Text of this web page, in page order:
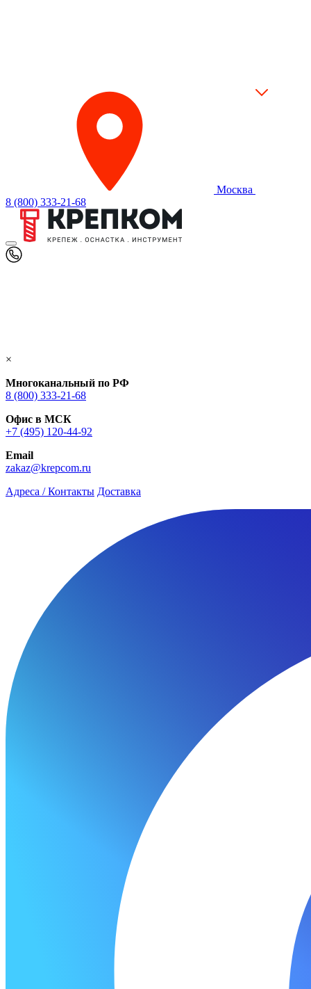
Москва
8 (800) 333-21-68
×
Многоканальный по РФ
8 (800) 333‑21-68
Офис в МСК
+7 (495) 120-44-92
Email
zakaz@krepcom.ru
Адреса / Контакты Доставка